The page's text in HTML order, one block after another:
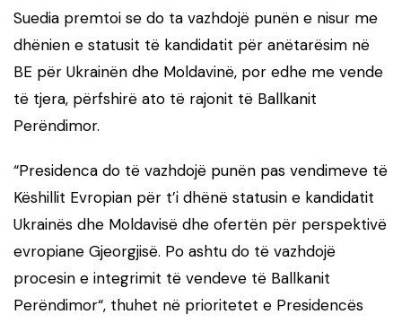
Suedia premtoi se do ta vazhdojë punën e nisur me
dhënien e statusit të kandidatit për anëtarësim në
BE për Ukrainën dhe Moldavinë, por edhe me vende
të tjera, përfshirë ato të rajonit të Ballkanit
Perëndimor.
“Presidenca do të vazhdojë punën pas vendimeve të
Këshillit Evropian për t’i dhënë statusin e kandidatit
Ukrainës dhe Moldavisë dhe ofertën për perspektivë
evropiane Gjeorgjisë. Po ashtu do të vazhdojë
procesin e integrimit të vendeve të Ballkanit
Perëndimor“, thuhet në prioritetet e Presidencës